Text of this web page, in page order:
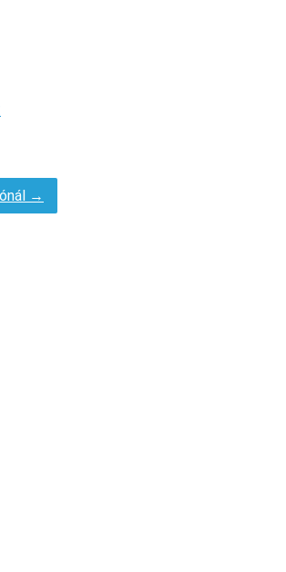
→